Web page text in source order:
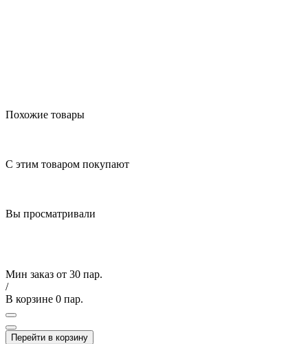
Похожие товары
С этим товаром покупают
Вы просматривали
Мин заказ от 30 пар.
/
В корзине 0 пар.
Перейти в корзину